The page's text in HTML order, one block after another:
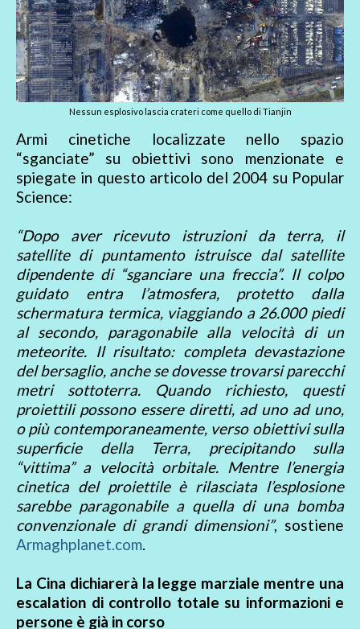
Nessun esplosivo lascia crateri come quello di Tianjin
Armi cinetiche localizzate nello spazio
“sganciate” su obiettivi sono menzionate e
spiegate in questo articolo del 2004 su Popular
Science:
“Dopo aver ricevuto istruzioni da terra, il
satellite di puntamento istruisce dal satellite
dipendente di “sganciare una freccia”. Il colpo
guidato entra l’atmosfera, protetto dalla
schermatura termica, viaggiando a 26.000 piedi
al secondo, paragonabile alla velocità di un
meteorite. Il risultato: completa devastazione
del bersaglio, anche se dovesse trovarsi parecchi
metri sottoterra. Quando richiesto, questi
proiettili possono essere diretti, ad uno ad uno,
o più contemporaneamente, verso obiettivi sulla
superficie della Terra, precipitando sulla
“vittima” a velocità orbitale. Mentre l’energia
cinetica del proiettile è rilasciata l’esplosione
sarebbe paragonabile a quella di una bomba
convenzionale di grandi dimensioni”, sostiene
Armaghplanet.com.
La Cina dichiarerà la legge marziale mentre una
escalation di controllo totale su informazioni e
persone è già in corso